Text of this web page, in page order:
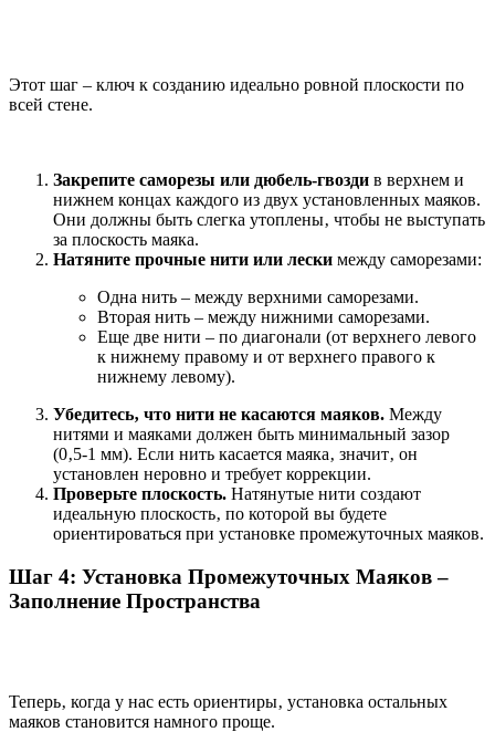
Этот шаг – ключ к созданию идеально ровной плоскости по
всей стене.
Закрепите саморезы или дюбель-гвозди в верхнем и
нижнем концах каждого из двух установленных маяков.
Они должны быть слегка утоплены‚ чтобы не выступать
за плоскость маяка.
Натяните прочные нити или лески между саморезами:
Одна нить – между верхними саморезами.
Вторая нить – между нижними саморезами.
Еще две нити – по диагонали (от верхнего левого
к нижнему правому и от верхнего правого к
нижнему левому).
Убедитесь‚ что нити не касаются маяков. Между
нитями и маяками должен быть минимальный зазор
(0‚5-1 мм). Если нить касается маяка‚ значит‚ он
установлен неровно и требует коррекции.
Проверьте плоскость. Натянутые нити создают
идеальную плоскость‚ по которой вы будете
ориентироваться при установке промежуточных маяков.
Шаг 4: Установка Промежуточных Маяков –
Заполнение Пространства
Теперь‚ когда у нас есть ориентиры‚ установка остальных
маяков становится намного проще.